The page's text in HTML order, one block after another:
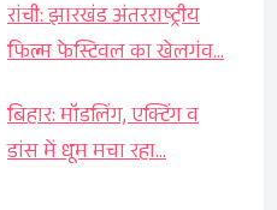
रांची: झारखंड अंतरराष्ट्रीय
फिल्म फेस्टिवल का खेलगंव…
बिहार: मॉडलिंग, एक्टिंग व
डांस में धूम मचा रहा…